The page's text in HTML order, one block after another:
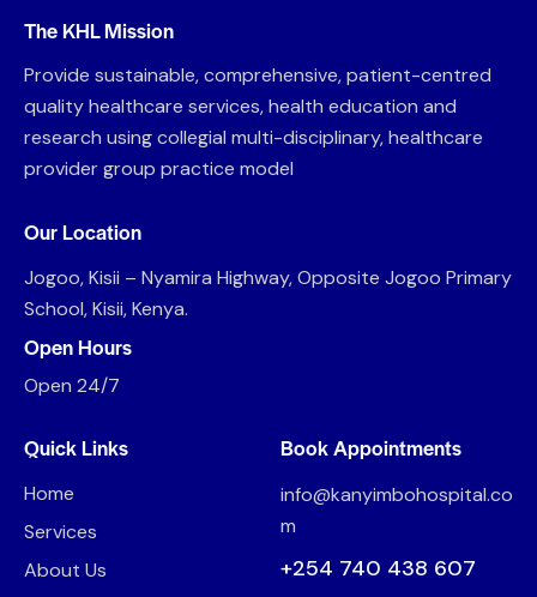
The KHL Mission
Provide sustainable, comprehensive, patient-centred
quality healthcare services, health education and
research using collegial multi-disciplinary, healthcare
provider group practice model
Our Location
Jogoo, Kisii – Nyamira Highway, Opposite Jogoo Primary
School, Kisii, Kenya.
Open Hours
Open 24/7
Quick Links
Home
Services
About Us
Book Appointments
info@kanyimbohospital.co
m
+254 740 438 607